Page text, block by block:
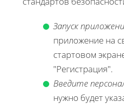
Запуск
приложение на
стартовом
"Регистрация".
Введите
нужно будет